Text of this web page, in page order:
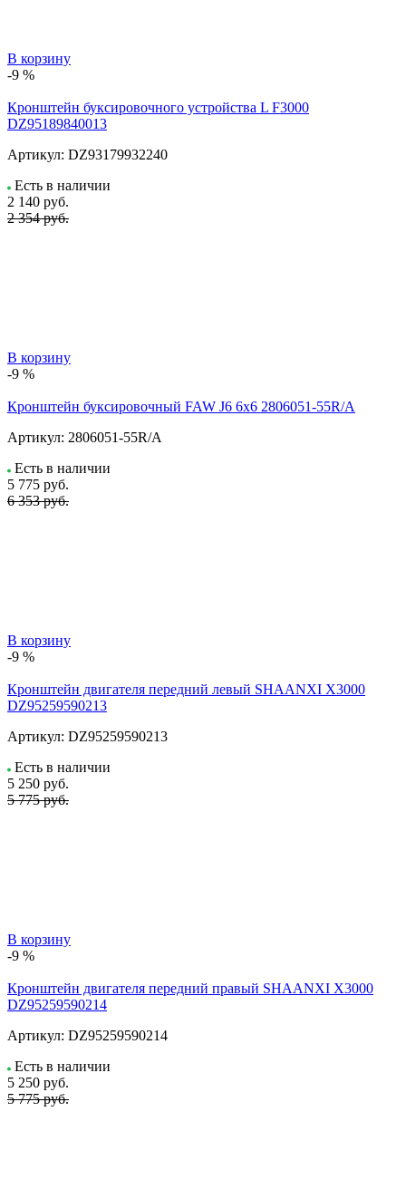
В корзину
-9 %
Кронштейн буксировочного устройства L F3000
DZ95189840013
Артикул: DZ93179932240
Есть в наличии
2 140 руб.
2 354 руб.
В корзину
-9 %
Кронштейн буксировочный FAW J6 6x6 2806051-55R/A
Артикул: 2806051-55R/A
Есть в наличии
5 775 руб.
6 353 руб.
В корзину
-9 %
Кронштейн двигателя передний левый SHAANXI X3000
DZ95259590213
Артикул: DZ95259590213
Есть в наличии
5 250 руб.
5 775 руб.
В корзину
-9 %
Кронштейн двигателя передний правый SHAANXI X3000
DZ95259590214
Артикул: DZ95259590214
Есть в наличии
5 250 руб.
5 775 руб.